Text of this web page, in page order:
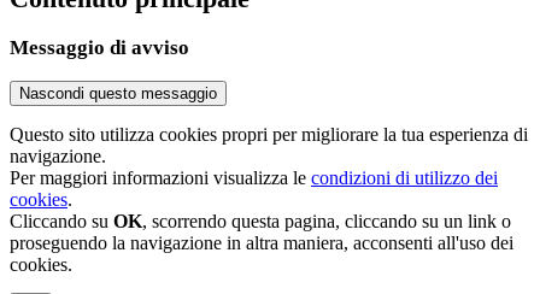
Messaggio di avviso
Nascondi questo messaggio
Questo sito utilizza cookies propri per migliorare la tua esperienza di
navigazione.
Per maggiori informazioni visualizza le condizioni di utilizzo dei
cookies.
Cliccando su OK, scorrendo questa pagina, cliccando su un link o
proseguendo la navigazione in altra maniera, acconsenti all'uso dei
cookies.